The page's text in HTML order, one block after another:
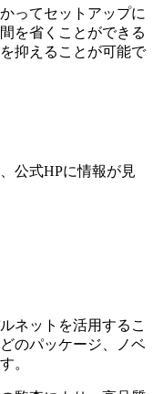
ってセットアップに
を省くことができる
抑えることが可能で
公式HPに情報が見
ネットを活用するこ
のパッケージ、ノベ
。